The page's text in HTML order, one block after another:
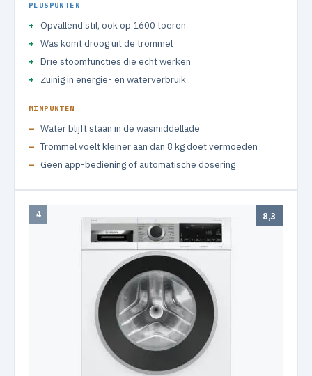
PLUSPUNTEN
Opvallend stil, ook op 1600 toeren
Was komt droog uit de trommel
Drie stoomfuncties die echt werken
Zuinig in energie- en waterverbruik
MINPUNTEN
Water blijft staan in de wasmiddellade
Trommel voelt kleiner aan dan 8 kg doet vermoeden
Geen app-bediening of automatische dosering
4 8,3